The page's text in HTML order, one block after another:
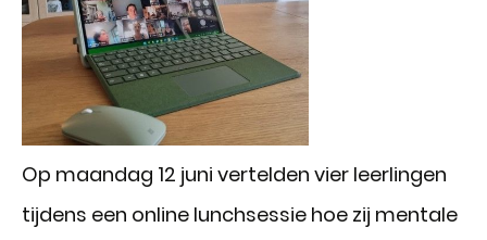
Op maandag 12 juni vertelden vier leerlingen
tijdens een online lunchsessie hoe zij mentale